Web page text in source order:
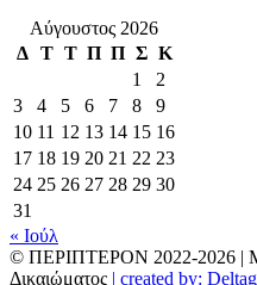
Αύγουστος 2026
Δ Τ Τ Π Π Σ Κ
1
2
3
4 5 6 7 8
9
10 11 12 13 14 15 16
17 18 19 20 21 22 23
24 25 26 27 28 29 30
31
« Ιούλ
© ΠΕΡΙΠΤΕΡΟΝ 2022-2026 |
Δικαιώματος | created by: